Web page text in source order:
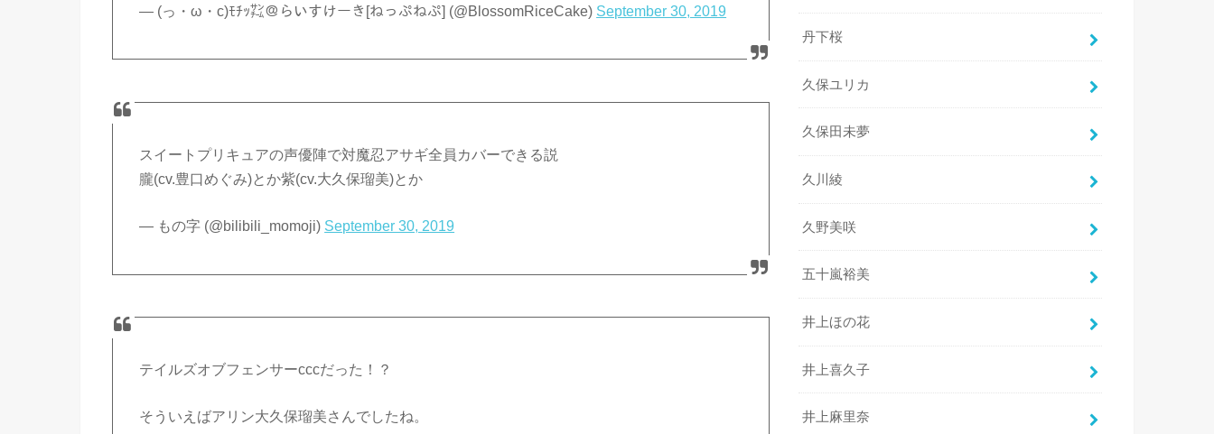
— (っ・ω・c)ﾓﾁｯ㌠＠らいすけーき[ねっぷねぷ] (@BlossomRiceCake) September 30, 2019
スイートプリキュアの声優陣で対魔忍アサギ全員カバーできる説
朧(cv.豊口めぐみ)とか紫(cv.大久保瑠美)とか
— もの字 (@bilibili_momoji) September 30, 2019
テイルズオブフェンサーcccだった！？
そういえばアリン大久保瑠美さんでしたね。
丹下桜
久保ユリカ
久保田未夢
久川綾
久野美咲
五十嵐裕美
井上ほの花
井上喜久子
井上麻里奈